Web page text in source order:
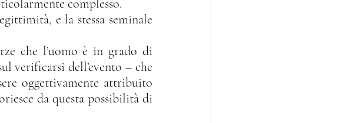
complesso.
verificarsi dell’evento – che
oggettivamente attribuito
da questa possibilità di